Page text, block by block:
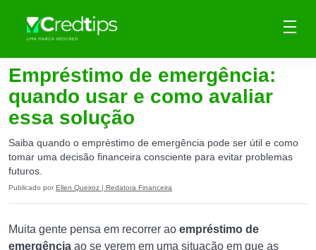
Empréstimo de emergência:
quando usar e como avaliar
essa solução
Saiba quando o empréstimo de emergência pode ser útil e como
tomar uma decisão financeira consciente para evitar problemas
futuros.
Publicado por Ellen Queiroz | Redatora Financeira
Muita gente pensa em recorrer ao empréstimo de
emergência ao se verem em uma situação em que as